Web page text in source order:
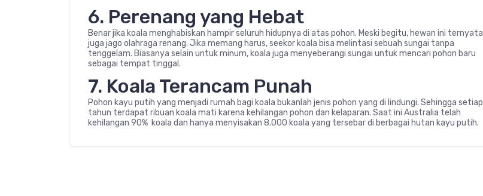
6. Perenang yang Hebat
Benar jika koala menghabiskan hampir seluruh hidupnya di atas pohon. Meski begitu, hewan ini ternyata
juga jago olahraga renang. Jika memang harus, seekor koala bisa melintasi sebuah sungai tanpa
tenggelam. Biasanya selain untuk minum, koala juga menyeberangi sungai untuk mencari pohon baru
sebagai tempat tinggal.
7. Koala Terancam Punah
Pohon kayu putih yang menjadi rumah bagi koala bukanlah jenis pohon yang di lindungi. Sehingga setiap
tahun terdapat ribuan koala mati karena kehilangan pohon dan kelaparan. Saat ini Australia telah
kehilangan 90% koala dan hanya menyisakan 8.000 koala yang tersebar di berbagai hutan kayu putih.